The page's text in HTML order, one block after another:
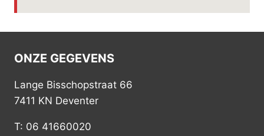
ONZE GEGEVENS
Lange Bisschopstraat 66
7411 KN Deventer
T: 06 41660020